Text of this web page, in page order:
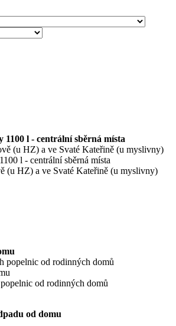
l - centrální sběrná místa
(u HZ) a ve Svaté Kateřině (u myslivny)
l - centrální sběrná místa
(u HZ) a ve Svaté Kateřině (u myslivny)
popelnic od rodinných domů
od rodinných domů
od domu